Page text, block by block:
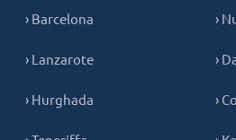
› Barcelona
› Lanzarote
› Hurghada
›
›
›